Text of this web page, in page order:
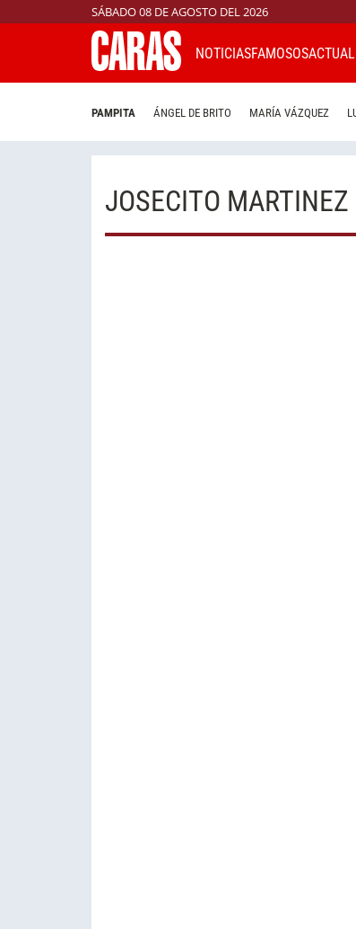
SÁBADO 08 DE AGOSTO DEL 2026
NOTICIASFAMOSOS
PAMPITA ÁNGEL DE BRITO MARÍA VÁZQUEZ
JOSECITO MARTINEZ